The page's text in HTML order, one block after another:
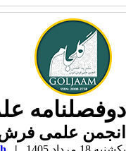
علمی فرش